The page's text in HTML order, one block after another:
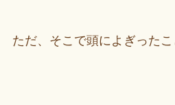
ただ、そこで頭によぎった